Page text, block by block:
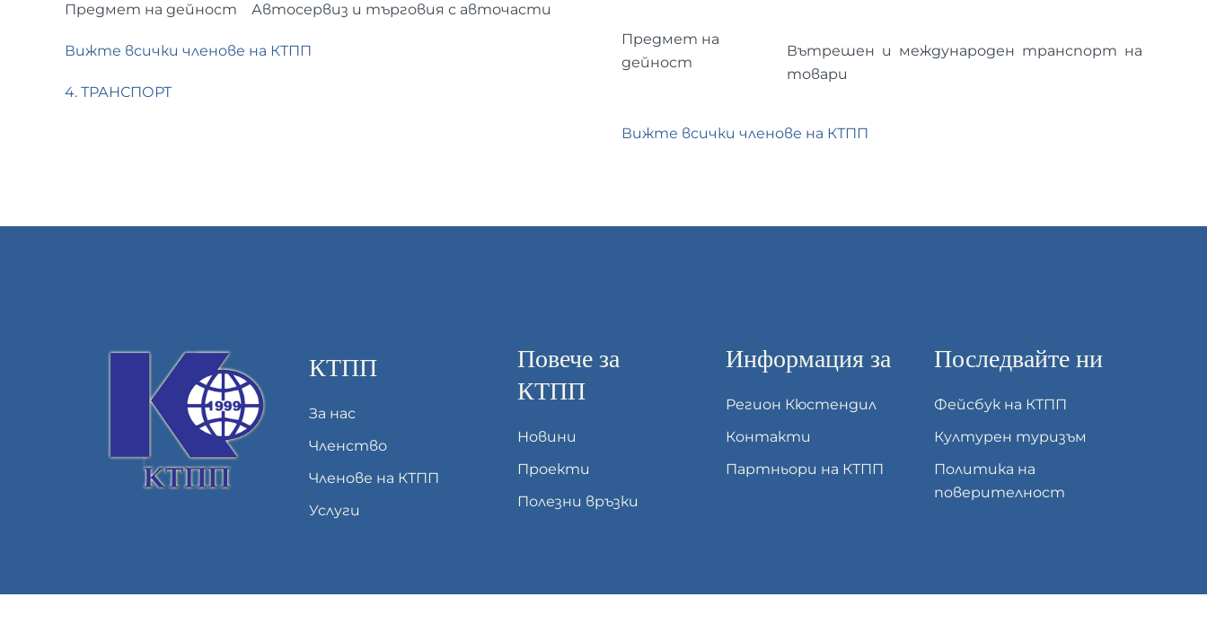
Предмет на дейност
Автосервиз и търговия с авточасти
Вижте всички членове на КТПП
4. ТРАНСПОРТ
Предмет на
дейност
Вътрешен и международен транспорт на
товари
Вижте всички членове на КТПП
КТПП
За нас
Членство
Членове на КТПП
Услуги
Повече за
КТПП
Новини
Проекти
Полезни връзки
Информация за
Регион Кюстендил
Контакти
Партньори на КТПП
Последвайте ни
Фейсбук на КТПП
Културен туризъм
Политика на
поверителност